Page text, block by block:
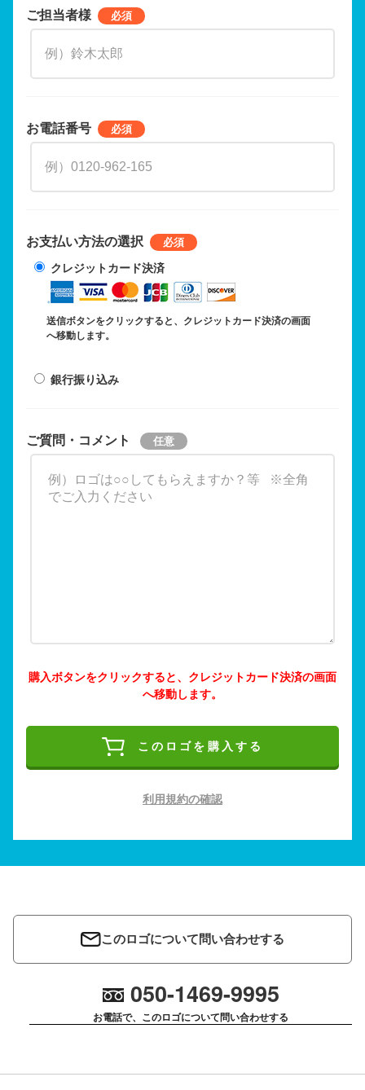
ご担当者様
お電話番号
お支払い方法の選択
クレジットカード決済
送信ボタンをクリックすると、クレジットカード決済の画面
へ移動します。
銀行振り込み
ご質問・コメント
購入ボタンをクリックすると、クレジットカード決済の画面
へ移動します。
このロゴを購入する
利用規約の確認
このロゴについて問い合わせする
050-1469-9995
お電話で、このロゴについて問い合わせする